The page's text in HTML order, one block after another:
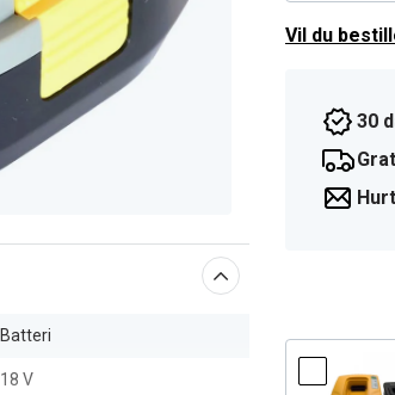
Batteri
18 V
Vil du
30